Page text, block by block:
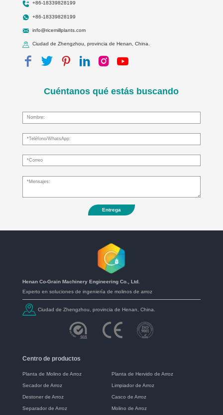
+86-18339828199
+86-18339828199
info@ricemillplants.com
Ciudad de Zhengzhou, provincia de Henan, China.
Cuéntanos qué estás buscando
Entrega
Henan Co-Grain Machinery Engineering Co., Ltd.
Experto en soluciones de ingeniería de molinos de arroz
Ciudad de Zhengzhou, provincia de Henan, China.
Centro de productos
Planta de Molino de Arroz Planta de Hervido de Arroz
Secador de Arroz Limpiador de Arroz
Destoner de Arroz Casco de Arroz
Separador de Arroz Molino de Arroz